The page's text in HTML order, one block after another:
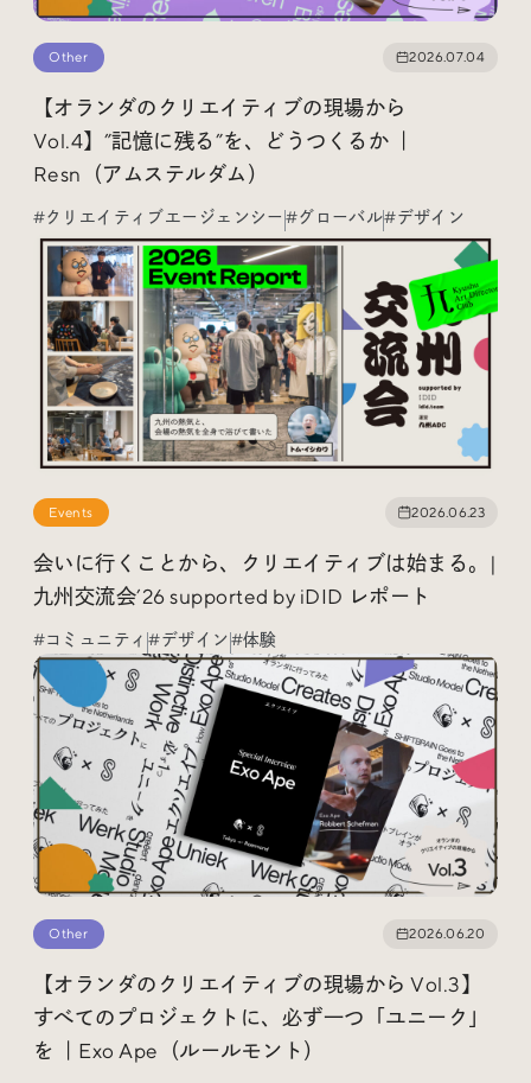
Other 2026.07.04
【オランダのクリエイティブの現場から
Vol.4】”記憶に残る”を、どうつくるか ｜
Resn（アムステルダム）
#クリエイティブエージェンシー #グローバル#デザイン
Events 2026.06.23
会いに行くことから、クリエイティブは始まる。|
九州交流会’26 supported by iDID レポート
#コミュニティ #デザイン#体験
Other 2026.06.20
【オランダのクリエイティブの現場から Vol.3】
すべてのプロジェクトに、必ず一つ「ユニーク」
を ｜Exo Ape（ルールモント）